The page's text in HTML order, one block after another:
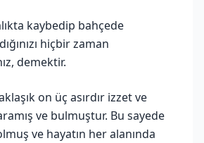
kaybedip bahçede
hiçbir zaman
demektir.
on üç asırdır izzet ve
ve bulmuştur. Bu sayede
ve hayatın her alanında